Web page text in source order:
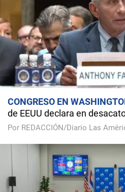
CONGRESO EN
de EEUU declara en
Por REDACCIÓN/Diario Las